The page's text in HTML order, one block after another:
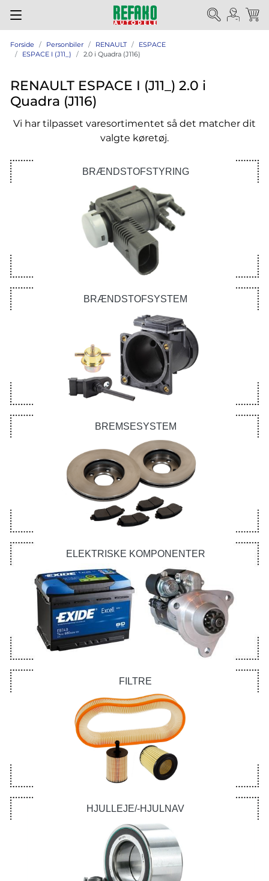
Forside Personbiler RENAULT
ESPACE
ESPACE I (J11_)
2.0 i Quadra (J116)
RENAULT ESPACE I (J11_) 2.0 i
Quadra (J116)
Vi har tilpasset varesortimentet så det matcher dit
valgte køretøj.
BRÆNDSTOFSTYRING
BRÆNDSTOFSYSTEM
BREMSESYSTEM
ELEKTRISKE KOMPONENTER
FILTRE
HJULLEJE/-HJULNAV